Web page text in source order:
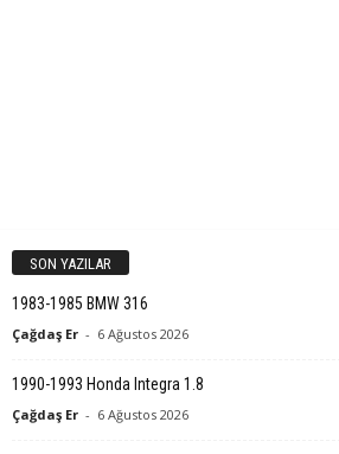
SON YAZILAR
1983-1985 BMW 316
Çağdaş Er - 6 Ağustos 2026
1990-1993 Honda Integra 1.8
Çağdaş Er - 6 Ağustos 2026